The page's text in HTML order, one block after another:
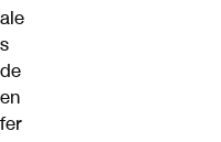
ale
s
de
en
fer